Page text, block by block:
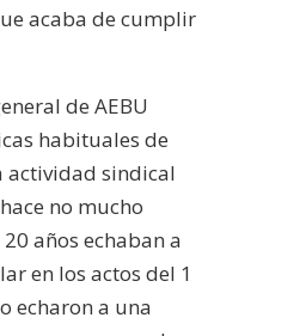
acaba de cumplir
de AEBU
habituales de
actividad sindical
no mucho
años echaban a
en los actos del 1
echaron a una